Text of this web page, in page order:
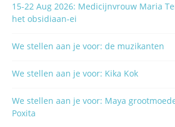
15-22 Aug 2026: Medicijnvrouw Maria
het obsidiaan-ei
We stellen aan je voor: de muzikanten
We stellen aan je voor: Kika Kok
We stellen aan je voor: Maya
Poxita